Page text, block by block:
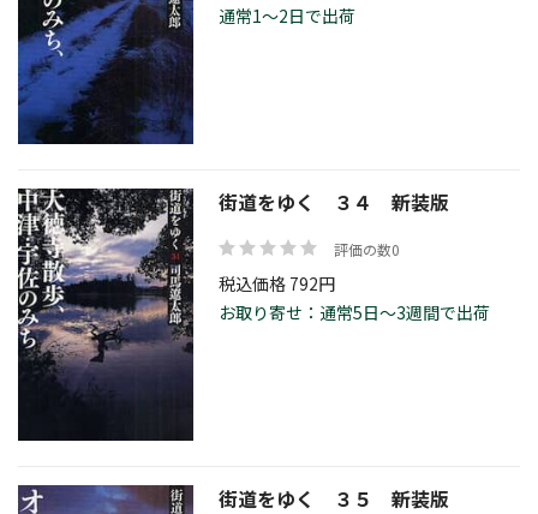
通常1～2日で出荷
街道をゆく ３４ 新装版
評価の数0
税込価格 792円
お取り寄せ：通常5日～3週間で出荷
街道をゆく ３５ 新装版